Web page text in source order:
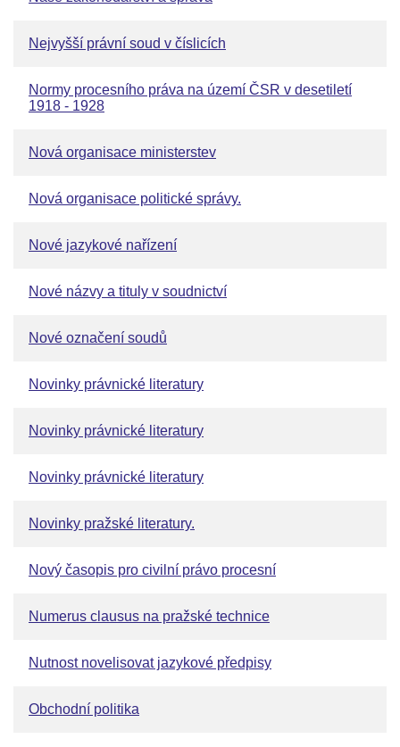
Nejvyšší právní soud v číslicích
Normy procesního práva na území ČSR v desetiletí
1918 - 1928
Nová organisace ministerstev
Nová organisace politické správy.
Nové jazykové nařízení
Nové názvy a tituly v soudnictví
Nové označení soudů
Novinky právnické literatury
Novinky právnické literatury
Novinky právnické literatury
Novinky pražské literatury.
Nový časopis pro civilní právo procesní
Numerus clausus na pražské technice
Nutnost novelisovat jazykové předpisy
Obchodní politika